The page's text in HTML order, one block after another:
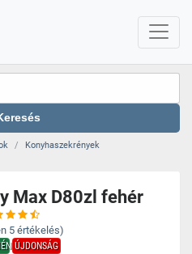
Konyhaszekrények
Max D80zl fehér
5 értékelés)
ÚJDONSÁG